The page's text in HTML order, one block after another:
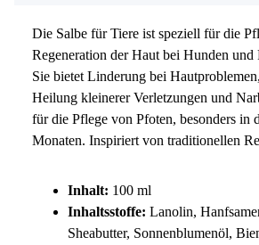
Die Salbe für Tiere ist speziell für die
Regeneration der Haut bei Hunden und
Sie bietet Linderung bei
Heilung kleinerer Verletzungen und
für die Pflege von Pfoten, besonders in
Monaten. Inspiriert von traditionellen
Inhalt: 100 ml
Inhaltsstoffe: Lanolin,
Sheabutter, Sonnenblumenöl,